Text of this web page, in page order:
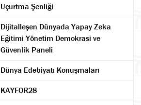
Uçurtma Şenliği
Dijitalleşen Dünyada Yapay Zeka
Eğitimi Yönetim Demokrasi ve
Güvenlik Paneli
Dünya Edebiyatı Konuşmaları
KAYFOR28